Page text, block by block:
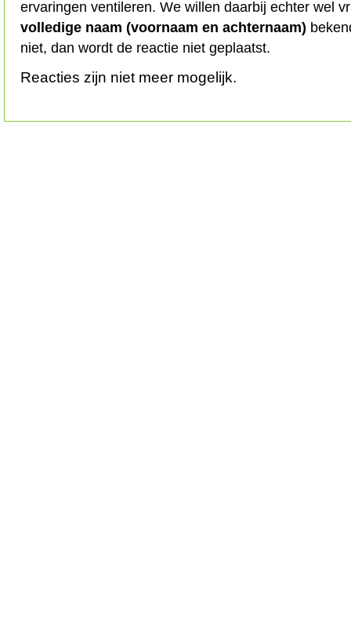
ervaringen ventileren. We willen daarbij echter wel
volledige naam (voornaam en achternaam)
niet, dan wordt de reactie niet geplaatst.
Reacties zijn niet meer mogelijk.